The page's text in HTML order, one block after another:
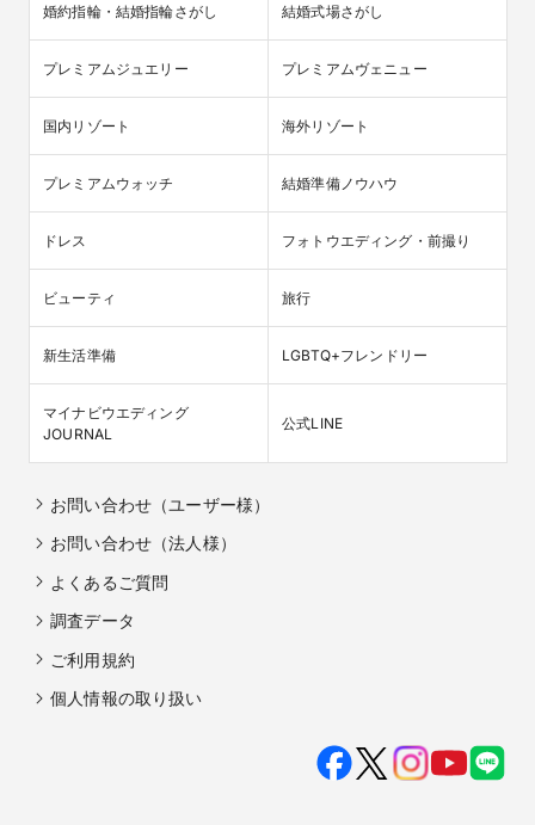
婚約指輪・結婚指輪さがし 結婚式場さがし
プレミアムジュエリー プレミアムヴェニュー
国内リゾート 海外リゾート
プレミアムウォッチ 結婚準備ノウハウ
ドレス フォトウエディング・前撮り
ビューティ 旅行
新生活準備 LGBTQ+フレンドリー
マイナビウエディング
JOURNAL
公式LINE
お問い合わせ（ユーザー様）
お問い合わせ（法人様）
よくあるご質問
調査データ
ご利用規約
個人情報の取り扱い